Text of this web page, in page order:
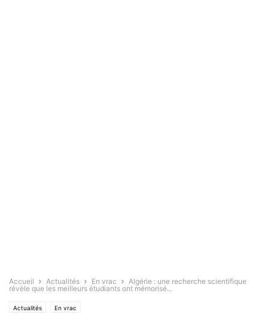
Accueil Actualités En vrac
Algérie : une recherche scientifique
révèle que les meilleurs étudiants ont mémorisé...
Actualités En vrac